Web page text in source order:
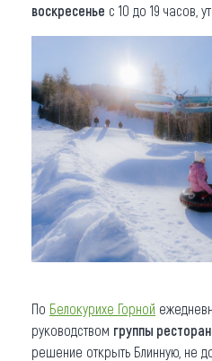
воскресенье с 10 до 19 часов,
По Белокурихе Горной
руководством группы
решение открыть Блинную, не